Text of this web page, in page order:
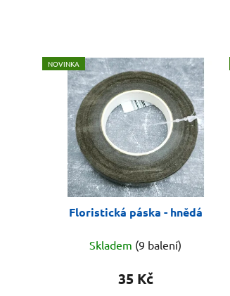
NOVINKA
Floristická páska - hnědá
Skladem (9 balení)
35 Kč